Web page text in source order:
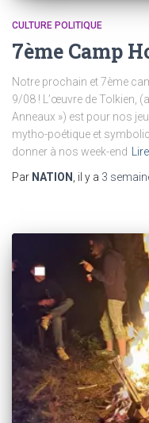
CULTURE POLITIQUE
7ème Camp
Notre prochain et 7ème
9/08 ! L’œuvre de Tolkien,
Anneaux ») est pour nos
mytho-poétique et
donner à nos week-end
Par NATION , il y a 3